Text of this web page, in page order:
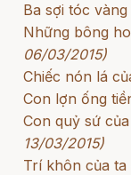
Ba sợi tóc
Những bông
06/03/2015)
Chiếc nón lá
Con lợn ống
Con quỷ sứ
13/03/2015)
Trí khôn của ta